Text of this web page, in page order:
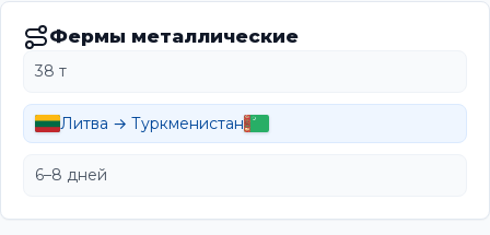
Фермы металлические
38 т
Литва → Туркменистан
6–8 дней